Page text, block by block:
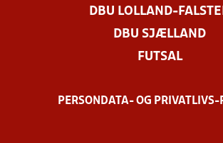
DBU LOLLAND-
DBU SJÆLLAND
FUTSAL
PERSONDATA- OG